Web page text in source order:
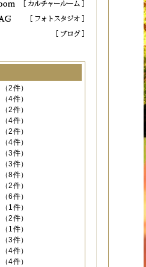
（2件）
（4件）
（2件）
（4件）
（2件）
（4件）
（3件）
（3件）
（8件）
（2件）
（6件）
（1件）
（2件）
（1件）
（3件）
（4件）
（4件）